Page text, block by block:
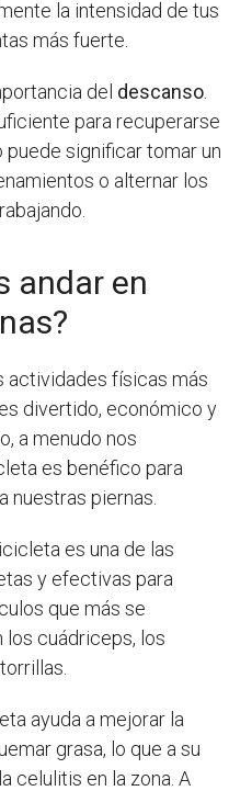
la intensidad de tus
más fuerte.
del descanso
para recuperarse
puede significar tomar un
o alternar los
andar en
actividades físicas más
divertido, económico y
a menudo nos
es benéfico para
nuestras piernas.
es una de las
y efectivas para
que más se
cuádriceps, los
ayuda a mejorar la
grasa, lo que a su
celulitis en la zona. A